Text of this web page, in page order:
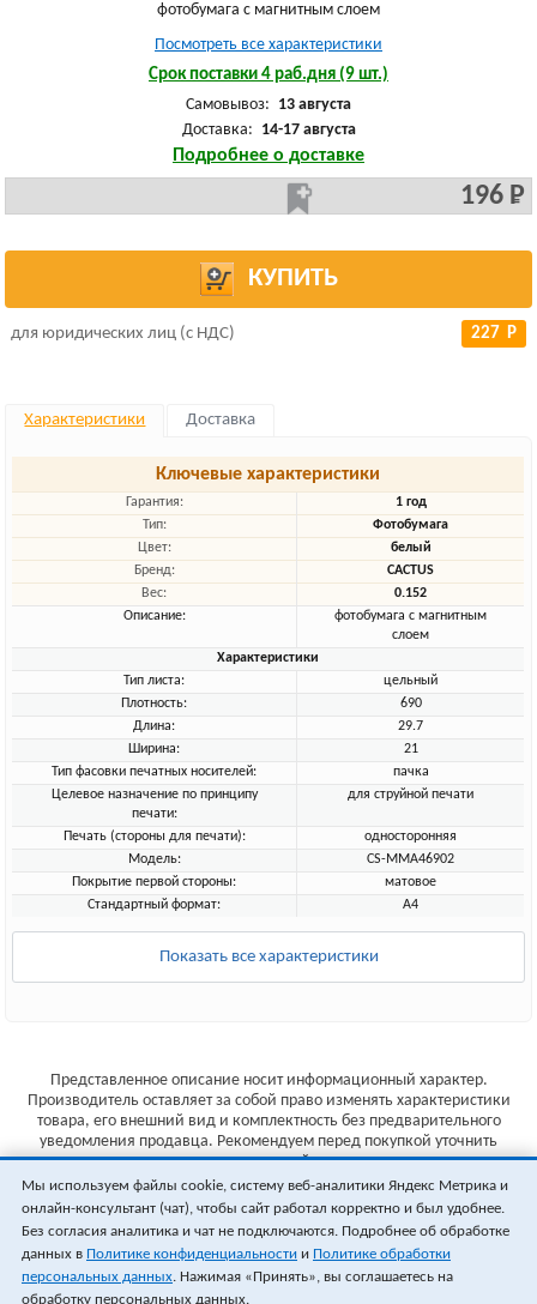
фотобумага с магнитным слоем
Посмотреть все характеристики
Срок поставки 4 раб.дня (9 шт.)
Самовывоз: 13 августа
Доставка: 14-17 августа
Подробнее о доставке
196 Р
КУПИТЬ
для юридических лиц (с НДС) 227 Р
Характеристики Доставка
Ключевые характеристики
Гарантия:
1 год
Тип:
Фотобумага
Цвет:
белый
Бренд:
CACTUS
Вес:
0.152
Описание:
фотобумага с магнитным
слоем
Характеристики
Тип листа:
цельный
Плотность:
690
Длина:
29.7
Ширина:
21
Тип фасовки печатных носителей:
пачка
Целевое назначение по принципу
печати:
для струйной печати
Печать (стороны для печати):
односторонняя
Модель:
CS-MMA46902
Покрытие первой стороны:
матовое
Стандартный формат:
A4
Показать все характеристики
Представленное описание носит информационный характер.
Производитель оставляет за собой право изменять характеристики
товара, его внешний вид и комплектность без предварительного
уведомления продавца. Рекомендуем перед покупкой уточнить
характеристики товара на сайте производителя.
Указанные цены не являются публичной офертой (ст.435 ГК РФ).
Стоимость и наличие товара уточняйте у менеджера.
Мы используем файлы cookie, систему веб-аналитики Яндекс Метрика и
онлайн-консультант (чат), чтобы сайт работал корректно и был удобнее.
Без согласия аналитика и чат не подключаются. Подробнее об обработке
данных в Политике конфиденциальности и Политике обработки
персональных данных. Нажимая «Принять», вы соглашаетесь на
обработку персональных данных.